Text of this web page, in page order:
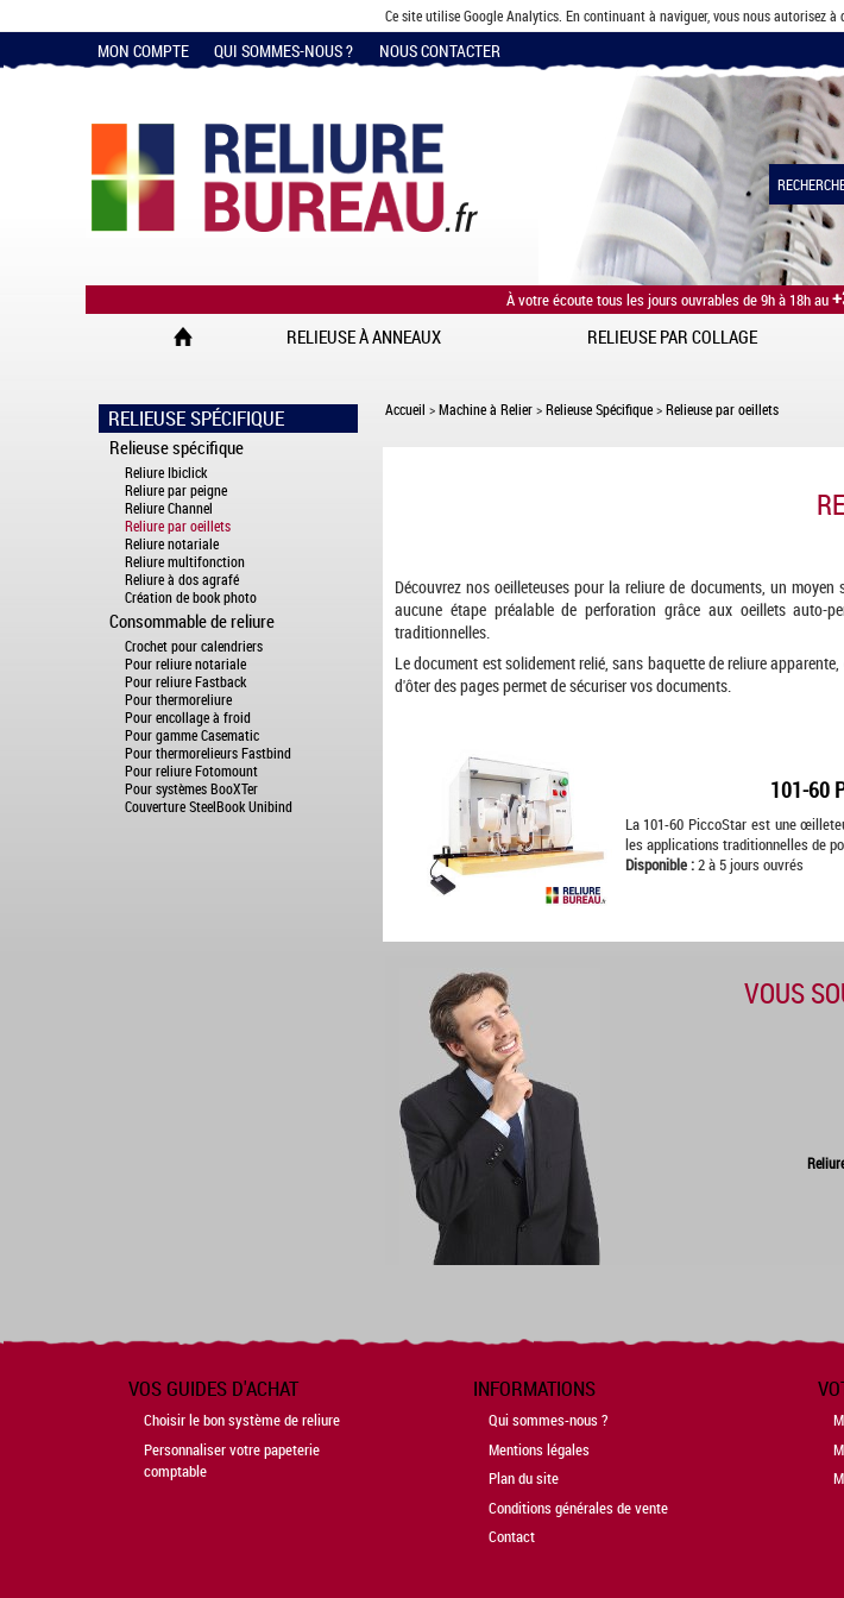
Ce site utilise Google Analytics. En continuant à naviguer, vous nous autorisez à
MON COMPTE QUI SOMMES-NOUS ? NOUS CONTACTER
À votre écoute tous les jours ouvrables de 9h à 18h au
RELIEUSE À ANNEAUX RELIEUSE PAR COLLAGE
RELIEUSE SPÉCIFIQUE
Relieuse spécifique
Reliure Ibiclick
Reliure par peigne
Reliure Channel
Reliure par oeillets
Reliure notariale
Reliure multifonction
Reliure à dos agrafé
Création de book photo
Consommable de reliure
Crochet pour calendriers
Pour reliure notariale
Pour reliure Fastback
Pour thermoreliure
Pour encollage à froid
Pour gamme Casematic
Pour thermorelieurs Fastbind
Pour reliure Fotomount
Pour systèmes BooXTer
Couverture SteelBook Unibind
Accueil >Machine à Relier>Relieuse Spécifique>Relieuse par oeillets
Découvrez nos oeilleteuses pour la reliure de documents, un
aucune étape préalable de perforation grâce aux oeillets auto-
traditionnelles.
Le document est solidement relié, sans baquette de reliure
d'ôter des pages permet de sécuriser vos documents.
101-60
La 101-60 PiccoStar est une
les applications traditionnelles de
Disponible :2 à 5 jours ouvrés
VOUS
VOS GUIDES D'ACHAT
Choisir le bon système de reliure
Personnaliser votre papeterie
comptable
INFORMATIONS
Qui sommes-nous ?
Mentions légales
Plan du site
Conditions générales de vente
Contact